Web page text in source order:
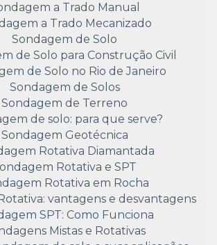
a Trado Manual
a Trado Mecanizado
Sondagem de Solo
de Solo para Construção Civil
de Solo no Rio de Janeiro
Sondagem de Solos
Sondagem de Terreno
de solo: para que serve?
Sondagem Geotécnica
Rotativa Diamantada
Rotativa e SPT
Rotativa em Rocha
vantagens e desvantagens
SPT: Como Funciona
Mistas e Rotativas